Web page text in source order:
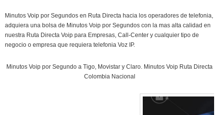
Minutos Voip por Segundos en Ruta Directa hacia los operadores de telefonia,
adquiera una bolsa de Minutos Voip por Segundos con la mas alta calidad en
nuestra Ruta Directa Voip para Empresas, Call-Center y cualquier tipo de
negocio o empresa que requiera telefonia Voz IP.
Minutos Voip por Segundo a Tigo, Movistar y Claro. Minutos Voip Ruta Directa
Colombia Nacional